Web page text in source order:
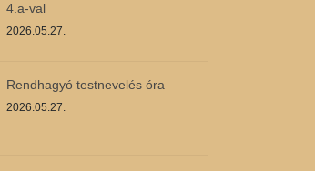
4.a-val
2026.05.27.
Rendhagyó testnevelés óra
2026.05.27.